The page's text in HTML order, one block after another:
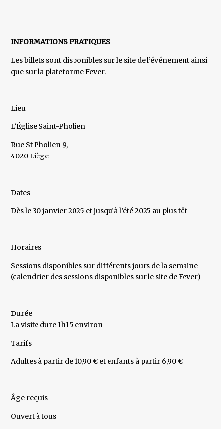
INFORMATIONS PRATIQUES
Les billets sont disponibles sur le site de l’événement ainsi
que sur la plateforme Fever.
Lieu
L’Église Saint-Pholien
Rue St Pholien 9,
4020 Liège
Dates
Dès le 30 janvier 2025 et jusqu’à l’été 2025 au plus tôt
Horaires
Sessions disponibles sur différents jours de la semaine
(calendrier des sessions disponibles sur le site de Fever)
Durée
La visite dure 1h15 environ
Tarifs
Adultes à partir de 10,90 € et enfants à partir 6,90 €
Âge requis
Ouvert à tous